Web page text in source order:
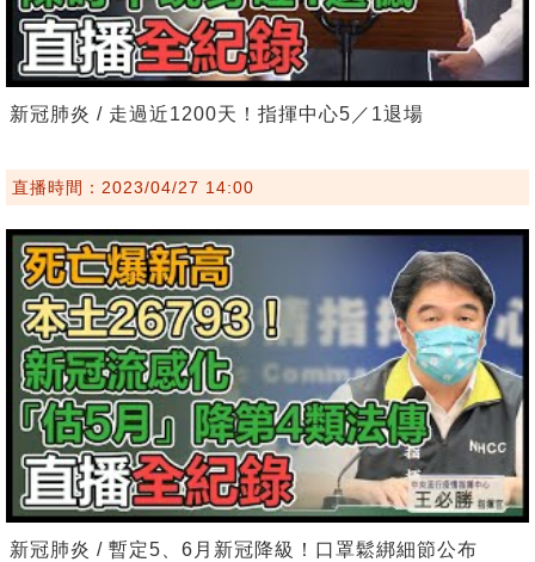
新冠肺炎 / 走過近1200天！指揮中心5／1退場
直播時間：2023/04/27 14:00
新冠肺炎 / 暫定5、6月新冠降級！口罩鬆綁細節公布